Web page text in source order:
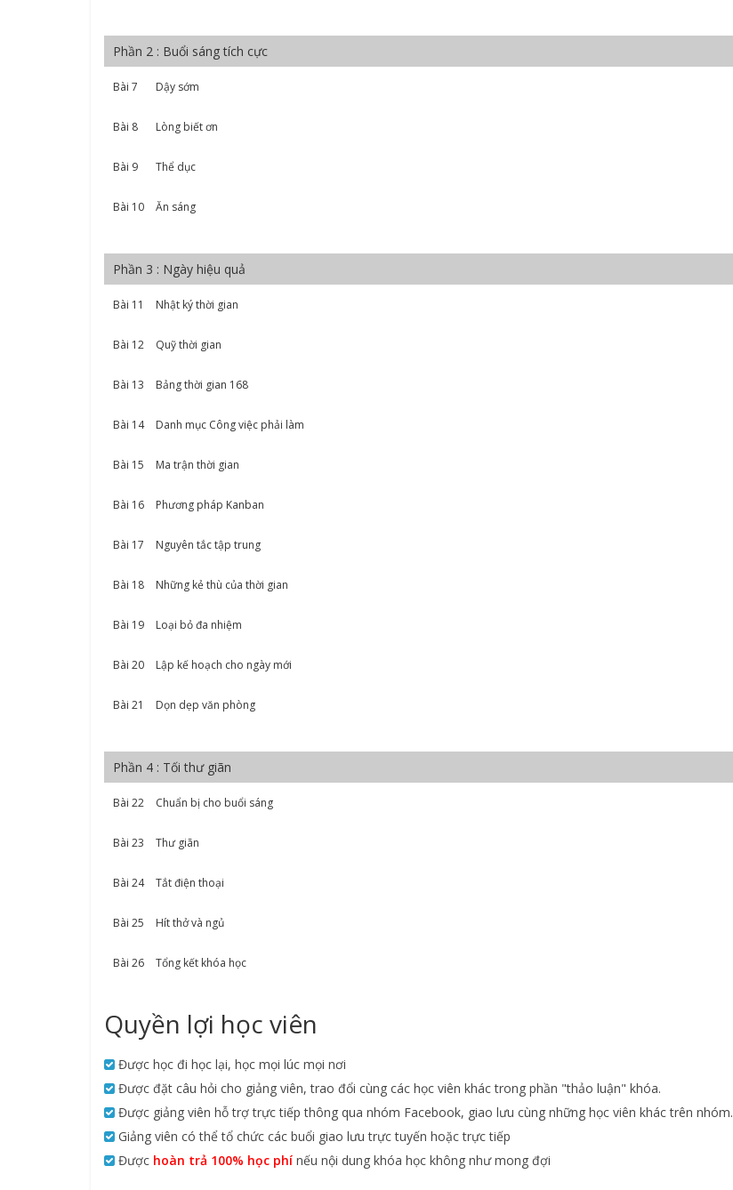
Phần 2 : Buổi sáng tích cực
Bài 7 Dậy sớm
Bài 8 Lòng biết ơn
Bài 9 Thể dục
Bài 10 Ăn sáng
Phần 3 : Ngày hiệu quả
Bài 11 Nhật ký thời gian
Bài 12 Quỹ thời gian
Bài 13 Bảng thời gian 168
Bài 14 Danh mục Công việc phải làm
Bài 15 Ma trận thời gian
Bài 16 Phương pháp Kanban
Bài 17 Nguyên tắc tập trung
Bài 18 Những kẻ thù của thời gian
Bài 19 Loại bỏ đa nhiệm
Bài 20 Lập kế hoạch cho ngày mới
Bài 21 Dọn dẹp văn phòng
Phần 4 : Tối thư giãn
Bài 22 Chuẩn bị cho buổi sáng
Bài 23 Thư giãn
Bài 24 Tắt điện thoại
Bài 25 Hít thở và ngủ
Bài 26 Tổng kết khóa học
Quyền lợi học viên
Được học đi học lại, học mọi lúc mọi nơi
Được đặt câu hỏi cho giảng viên, trao đổi cùng các học viên khác trong phần "thảo luận" khóa.
Được giảng viên hỗ trợ trực tiếp thông qua nhóm Facebook, giao lưu cùng những học viên khác trên nhóm.
Giảng viên có thể tổ chức các buổi giao lưu trực tuyến hoặc trực tiếp
Được hoàn trả 100% học phí nếu nội dung khóa học không như mong đợi